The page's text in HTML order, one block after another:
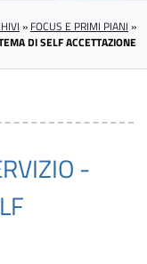
» FOCUS E PRIMI PIANI »
DI SELF ACCETTAZIONE
-